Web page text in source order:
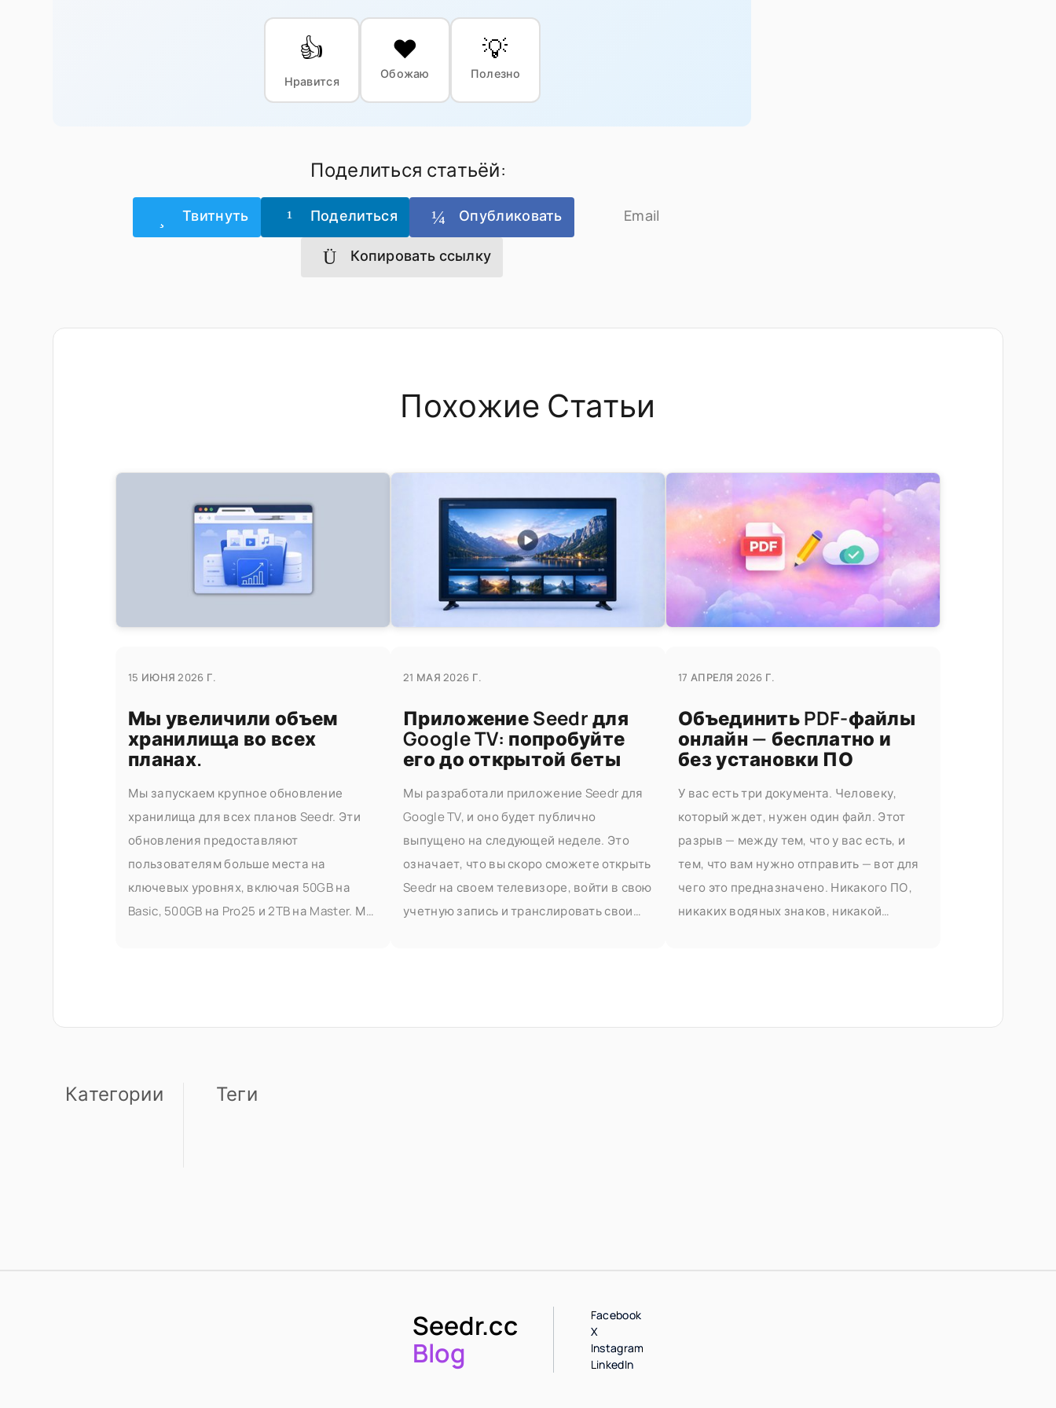
👍
Нравится
❤️
Обожаю
💡
Полезно
Поделиться статьёй:
Твитнуть Поделиться Опубликовать Email
Копировать ссылку
Похожие Статьи
15 ИЮНЯ 2026 Г.
Мы увеличили объем
хранилища во всех
планах.
Мы запускаем крупное обновление
хранилища для всех планов Seedr. Эти
обновления предоставляют
пользователям больше места на
ключевых уровнях, включая 50GB на
Basic, 500GB на Pro25 и 2TB на Master. Мы
21 МАЯ 2026 Г.
Приложение Seedr для
Google TV: попробуйте
его до открытой беты
Мы разработали приложение Seedr для
Google TV, и оно будет публично
выпущено на следующей неделе. Это
означает, что вы скоро сможете открыть
Seedr на своем телевизоре, войти в свою
учетную запись и транслировать свои
17 АПРЕЛЯ 2026 Г.
Объединить PDF-файлы
онлайн — бесплатно и
без установки ПО
У вас есть три документа. Человеку,
который ждет, нужен один файл. Этот
разрыв — между тем, что у вас есть, и
тем, что вам нужно отправить — вот для
чего это предназначено. Никакого ПО,
никаких водяных знаков, никакой
Категории Теги
Seedr.cc
Blog
Facebook
X
Instagram
LinkedIn